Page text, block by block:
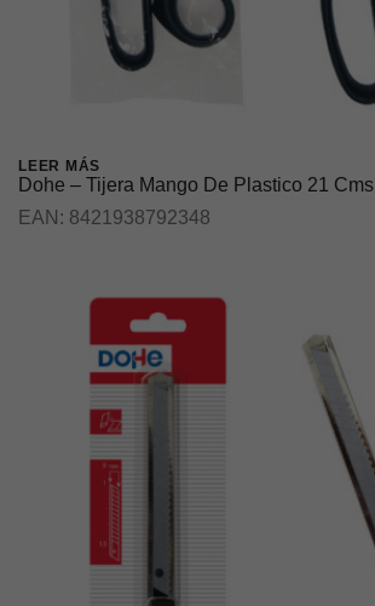
LEER MÁS
Dohe – Tijera Mango De Plastico 21 Cms
EAN: 8421938792348